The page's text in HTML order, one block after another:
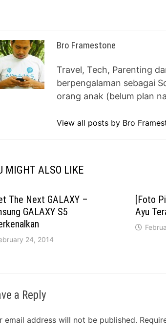
Bro Framestone
Travel, Tech, Parenting
berpengalaman sebagai
orang anak (belum plan
View all posts by Bro
MIGHT ALSO LIKE
The Next GALAXY –
GALAXY S5
24, 2014
[Foto
Ayu
a Reply
email address will not be published.